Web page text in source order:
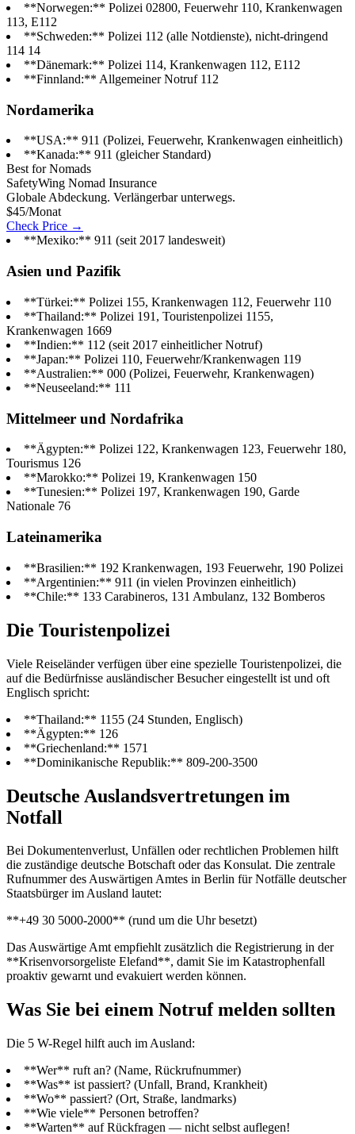
**Norwegen:** Polizei 02800, Feuerwehr 110, Krankenwagen
113, E112
**Schweden:** Polizei 112 (alle Notdienste), nicht-dringend
114 14
**Dänemark:** Polizei 114, Krankenwagen 112, E112
**Finnland:** Allgemeiner Notruf 112
Nordamerika
**USA:** 911 (Polizei, Feuerwehr, Krankenwagen einheitlich)
**Kanada:** 911 (gleicher Standard)
Best for Nomads
SafetyWing Nomad Insurance
Globale Abdeckung. Verlängerbar unterwegs.
$45/Monat
Check Price →
**Mexiko:** 911 (seit 2017 landesweit)
Asien und Pazifik
**Türkei:** Polizei 155, Krankenwagen 112, Feuerwehr 110
**Thailand:** Polizei 191, Touristenpolizei 1155,
Krankenwagen 1669
**Indien:** 112 (seit 2017 einheitlicher Notruf)
**Japan:** Polizei 110, Feuerwehr/Krankenwagen 119
**Australien:** 000 (Polizei, Feuerwehr, Krankenwagen)
**Neuseeland:** 111
Mittelmeer und Nordafrika
**Ägypten:** Polizei 122, Krankenwagen 123, Feuerwehr 180,
Tourismus 126
**Marokko:** Polizei 19, Krankenwagen 150
**Tunesien:** Polizei 197, Krankenwagen 190, Garde
Nationale 76
Lateinamerika
**Brasilien:** 192 Krankenwagen, 193 Feuerwehr, 190 Polizei
**Argentinien:** 911 (in vielen Provinzen einheitlich)
**Chile:** 133 Carabineros, 131 Ambulanz, 132 Bomberos
Die Touristenpolizei
Viele Reiseländer verfügen über eine spezielle Touristenpolizei, die
auf die Bedürfnisse ausländischer Besucher eingestellt ist und oft
Englisch spricht:
**Thailand:** 1155 (24 Stunden, Englisch)
**Ägypten:** 126
**Griechenland:** 1571
**Dominikanische Republik:** 809-200-3500
Deutsche Auslandsvertretungen im
Notfall
Bei Dokumentenverlust, Unfällen oder rechtlichen Problemen hilft
die zuständige deutsche Botschaft oder das Konsulat. Die zentrale
Rufnummer des Auswärtigen Amtes in Berlin für Notfälle deutscher
Staatsbürger im Ausland lautet:
**+49 30 5000-2000** (rund um die Uhr besetzt)
Das Auswärtige Amt empfiehlt zusätzlich die Registrierung in der
**Krisenvorsorgeliste Elefand**, damit Sie im Katastrophenfall
proaktiv gewarnt und evakuiert werden können.
Was Sie bei einem Notruf melden sollten
Die 5 W-Regel hilft auch im Ausland:
**Wer** ruft an? (Name, Rückrufnummer)
**Was** ist passiert? (Unfall, Brand, Krankheit)
**Wo** passiert? (Ort, Straße, landmarks)
**Wie viele** Personen betroffen?
**Warten** auf Rückfragen — nicht selbst auflegen!